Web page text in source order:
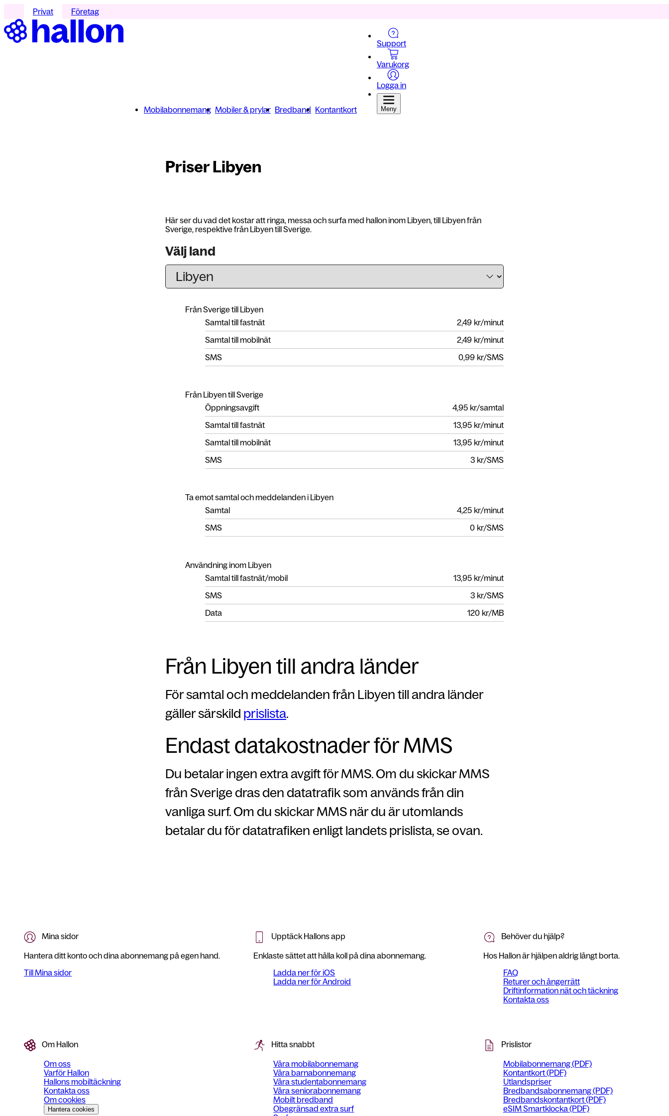
Privat Företag
Mobilabonnemang Mobiler & prylar Bredband Kontantkort
Support
Varukorg
Logga in
Meny
Priser Libyen
Här ser du vad det kostar att ringa, messa och surfa med hallon inom Libyen, till Libyen från
Sverige, respektive från Libyen till Sverige.
Välj land
Från Sverige till Libyen
Samtal till fastnät
2,49 kr/minut
Samtal till mobilnät
2,49 kr/minut
SMS
0,99 kr/SMS
Från Libyen till Sverige
Öppningsavgift
4,95 kr/samtal
Samtal till fastnät
13,95 kr/minut
Samtal till mobilnät
13,95 kr/minut
SMS
3 kr/SMS
Ta emot samtal och meddelanden i Libyen
Samtal
4,25 kr/minut
SMS
0 kr/SMS
Användning inom Libyen
Samtal till fastnät/mobil
13,95 kr/minut
SMS
3 kr/SMS
Data
120 kr/MB
Från Libyen till andra länder
För samtal och meddelanden från Libyen till andra länder
gäller särskild prislista.
Endast datakostnader för MMS
Du betalar ingen extra avgift för MMS. Om du skickar MMS
från Sverige dras den datatrafik som används från din
vanliga surf. Om du skickar MMS när du är utomlands
betalar du för datatrafiken enligt landets prislista, se ovan.
Mina sidor
Hantera ditt konto och dina abonnemang på egen hand.
Till Mina sidor
Upptäck Hallons app
Enklaste sättet att hålla koll på dina abonnemang.
Ladda ner för iOS
Ladda ner för Android
Behöver du hjälp?
Hos Hallon är hjälpen aldrig långt borta.
FAQ
Returer och ångerrätt
Driftinformation nät och täckning
Kontakta oss
Om Hallon
Om oss
Varför Hallon
Hallons mobiltäckning
Kontakta oss
Om cookies
Hantera cookies
Hitta snabbt
Våra mobilabonnemang
Våra barnabonnemang
Våra studentabonnemang
Våra seniorabonnemang
Mobilt bredband
Obegränsad extra surf
Prislistor
Mobilabonnemang (PDF)
Kontantkort (PDF)
Utlandspriser
Bredbandsabonnemang (PDF)
Bredbandskontantkort (PDF)
eSIM Smartklocka (PDF)